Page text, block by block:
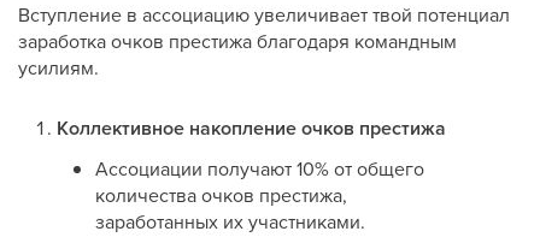
Вступление в ассоциацию увеличивает твой потенциал
заработка очков престижа благодаря командным
усилиям.
Коллективное накопление очков престижа
Ассоциации получают 10% от общего
количества очков престижа,
заработанных их участниками.